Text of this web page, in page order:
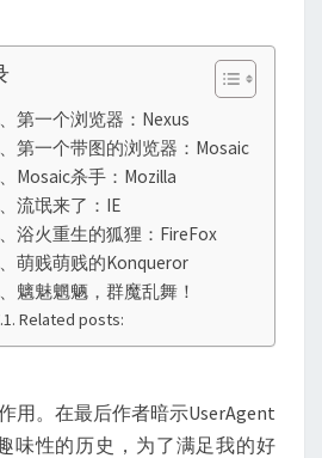
趣
史
第一个浏览器：Nexus
第一个带图的浏览器：Mosaic
Mosaic杀手：Mozilla
流氓来了：IE
浴火重生的狐狸：FireFox
萌贱萌贱的Konqueror
魑魅魍魉，群魔乱舞！
Related posts:
用。在最后作者暗示UserAgent
味性的历史，为了满足我的好